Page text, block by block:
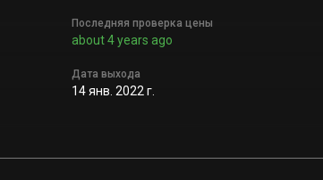
Последняя проверка цены
about 4 years ago
Дата выхода
14 янв. 2022 г.